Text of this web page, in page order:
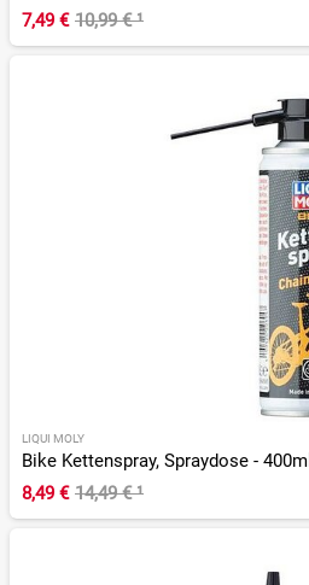
7,49 € 10,99 €¹
LIQUI MOLY
Bike Kettenspray, Spraydose - 400ml
8,49 € 14,49 €¹